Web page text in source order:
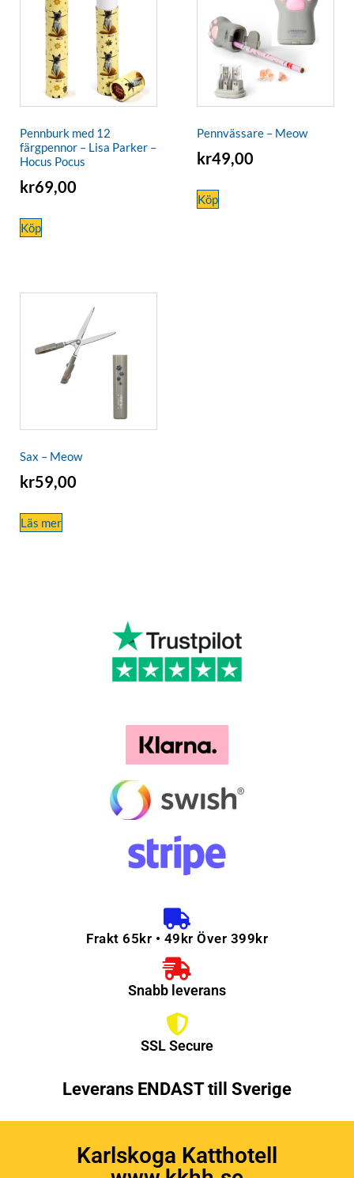
Pennburk med 12
färgpennor – Lisa Parker –
Hocus Pocus
kr69,00
Köp
Pennvässare – Meow
kr49,00
Köp
Sax – Meow
kr59,00
Läs mer
Frakt 65kr • 49kr Över 399kr
Snabb leverans
SSL Secure
Leverans ENDAST till Sverige
Karlskoga Katthotell